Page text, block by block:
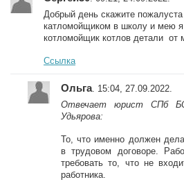
Добрый день скажите
катломойщиком в школу и мею я
котломойщик котлов детали от
Ссылка
Ольга. 15:04, 27.09.2022.
Отвечает юрист СПб
Удьярова:
То, что именно должен
в трудовом договоре.
требовать то, что не
работника.